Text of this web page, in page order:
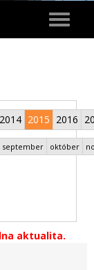
Toggle
2014 2015 2016
september október
aktualita.